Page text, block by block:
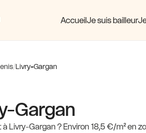
AccueilJe suis bailleur
/Livry-Gargan
Gargan
Livry-Gargan ? Environ 18,5 €/m² en